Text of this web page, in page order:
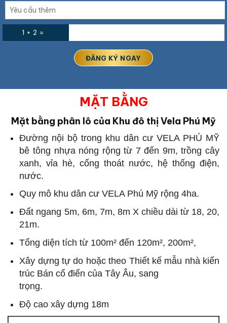
1 + 2 =
MẶT BẰNG
Mặt bằng phân lô của Khu đô thị Vela Phú Mỹ
Đường nội bộ trong khu dân cư VELA PHÚ MỸ
bê tông nhựa nóng rộng từ 7 đến 9m, trồng cây
xanh, vỉa hè, cống thoát nước, hệ thống điện,
nước.
Quy mô khu dân cư VELA Phú Mỹ rộng 4ha.
Đất ngang 5m, 6m, 7m, 8m X chiều dài từ 18, 20,
21m.
Tổng diện tích từ 100m² đến 120m², 200m²,
Xây dựng tự do hoặc theo Thiết kế mẫu nhà kiến
trúc Bán cổ điển của Tây Âu, sang
trọng.
Độ cao xây dựng 18m